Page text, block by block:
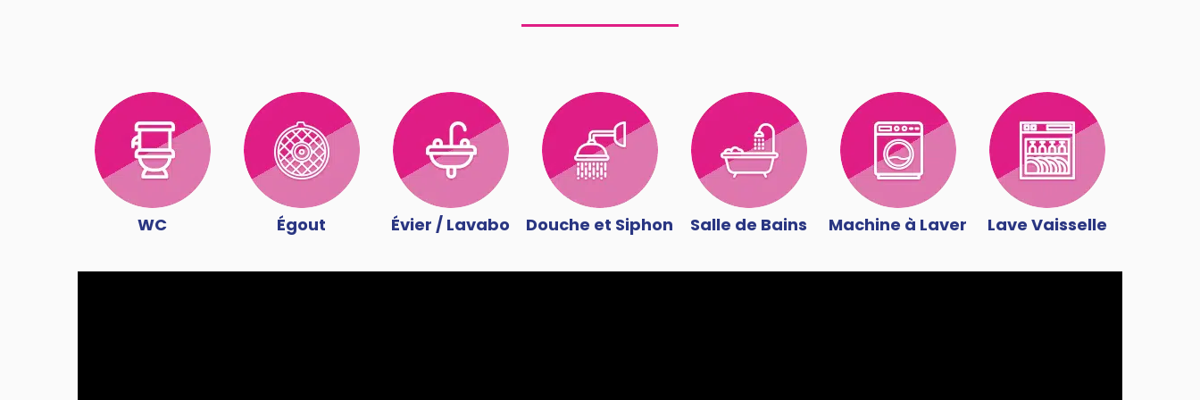
WC Égout Évier / Lavabo Douche et Siphon Salle de Bains Machine à Laver Lave Vaisselle